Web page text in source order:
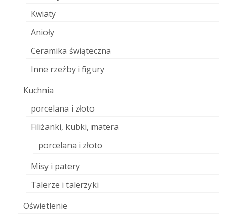
Kwiaty
Anioły
Ceramika świąteczna
Inne rzeźby i figury
Kuchnia
porcelana i złoto
Filiżanki, kubki, matera
porcelana i złoto
Misy i patery
Talerze i talerzyki
Oświetlenie